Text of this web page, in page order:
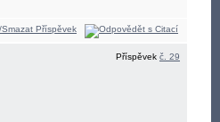
Příspěvek č. 29